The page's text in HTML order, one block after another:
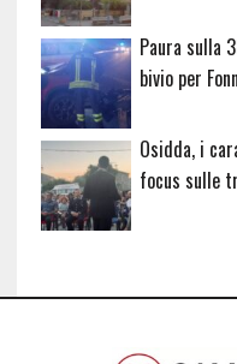
Paura sulla
bivio per
Osidda, i
focus sulle